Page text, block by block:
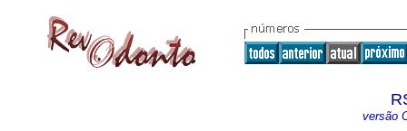
versão